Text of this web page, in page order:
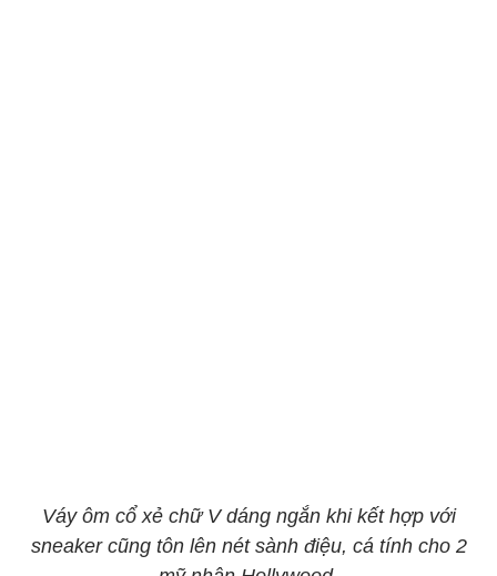
Váy ôm cổ xẻ chữ V dáng ngắn khi kết hợp với
sneaker cũng tôn lên nét sành điệu, cá tính cho 2